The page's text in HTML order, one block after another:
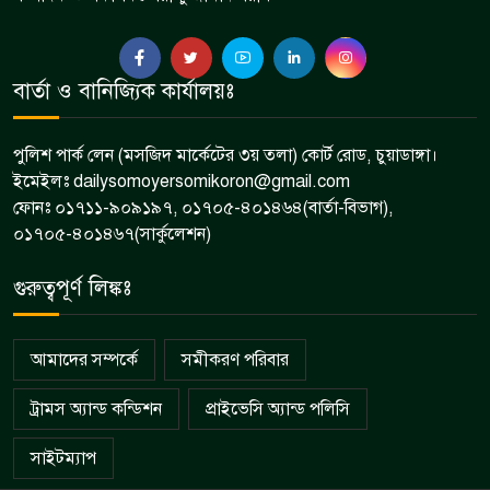
অনুপ্রবেশকালে ৮ বাংলাদেশি নারী
আটক
৮
বার্তা ও বানিজ্যিক কার্যালয়ঃ
পুলিশ পার্ক লেন (মসজিদ মার্কেটের ৩য় তলা) কোর্ট রোড, চুয়াডাঙ্গা।
ইমেইলঃ dailysomoyersomikoron@gmail.com
ফোনঃ ০১৭১১-৯০৯১৯৭, ০১৭০৫-৪০১৪৬৪(বার্তা-বিভাগ),
০১৭০৫-৪০১৪৬৭(সার্কুলেশন)
গুরুত্বপূর্ণ লিঙ্কঃ
আমাদের সম্পর্কে সমীকরণ পরিবার
ট্রামস অ্যান্ড কন্ডিশন প্রাইভেসি অ্যান্ড পলিসি
সাইটম্যাপ